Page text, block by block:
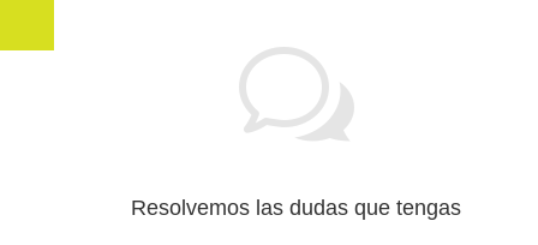
w
Resolvemos las dudas que tengas